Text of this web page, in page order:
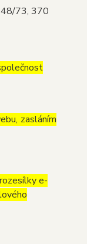
73, 370
zasláním
e-